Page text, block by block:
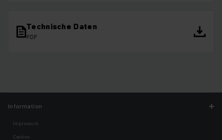
Technische Daten
PDF
Information
Impressum
Cookies